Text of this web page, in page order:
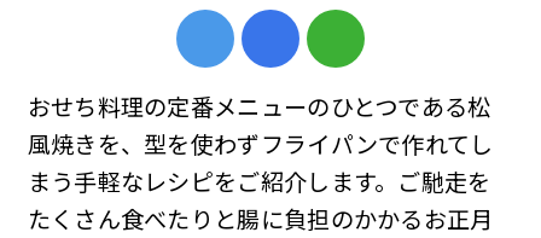
おせち料理の定番メニューのひとつである松
風焼きを、型を使わずフライパンで作れてし
まう手軽なレシピをご紹介します。ご馳走を
たくさん食べたりと腸に負担のかかるお正月